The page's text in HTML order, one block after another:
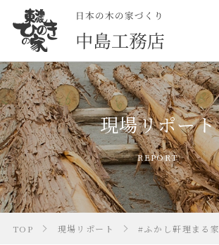
現場リポート
REPORT
TOP 現場リポート #ふかし軒理まる家